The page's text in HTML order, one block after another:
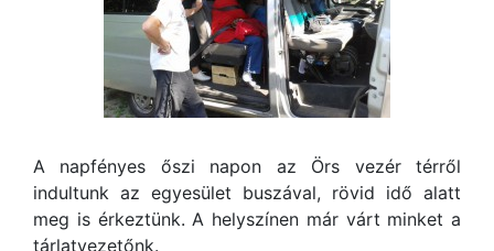
A napfényes őszi napon az Örs vezér térről
indultunk az egyesület buszával, rövid idő alatt
meg is érkeztünk. A helyszínen már várt minket a
tárlatvezetőnk.